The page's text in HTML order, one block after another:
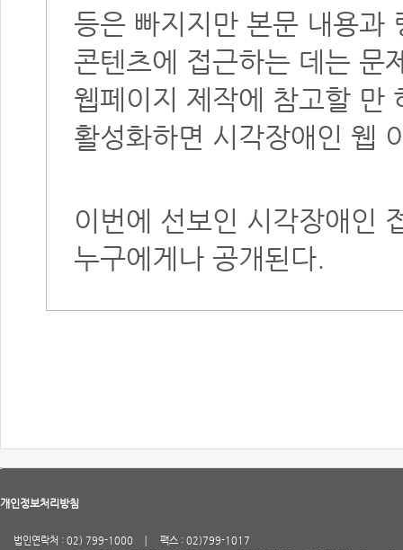
등은 빠지지만 본문 내용과
콘텐츠에 접근하는 데는 문
웹페이지 제작에 참고할 만
활성화하면 시각장애인 웹
이번에 선보인 시각장애인
누구에게나 공개된다.
개인정보처리방침
법인연락처 : 02) 799-1000
팩스 : 02)799-1017